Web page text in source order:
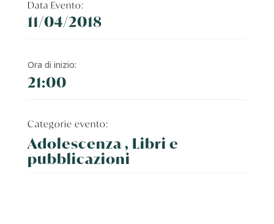
Data Evento:
11/04/2018
Ora di inizio:
21:00
Categorie evento:
Adolescenza , Libri e
pubblicazioni